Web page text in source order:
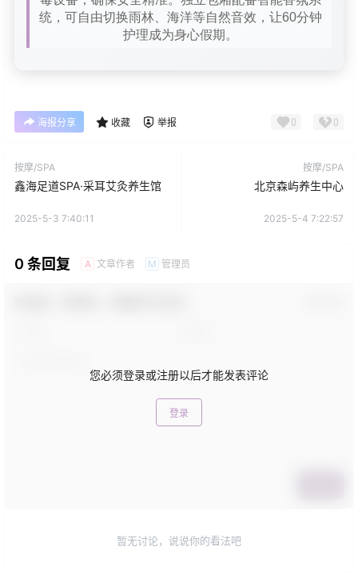
统，可自由切换雨林、海洋等自然音效，让60分钟
护理成为身心假期。
海报分享 收藏 举报 0 0
按摩/SPA
鑫海足道SPA·采耳艾灸养生馆
2025-5-3 7:40:11
按摩/SPA
北京森屿养生中心
2025-5-4 7:22:57
0 条回复 A 文章作者 M 管理员
您必须登录或注册以后才能发表评论
登录
暂无讨论，说说你的看法吧